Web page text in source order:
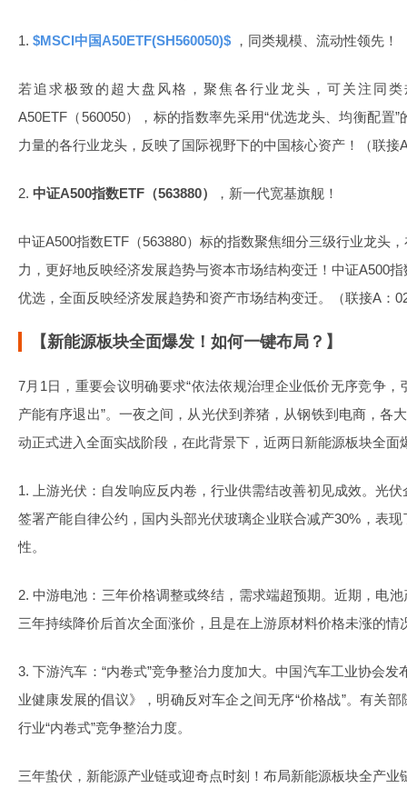
1. $MSCI中国A50ETF(SH560050)$ ，同类规模、流动性领先！
若追求极致的超大盘风格，聚焦各行业龙头，可关注同
A50ETF（560050），标的指数率先采用“优选龙头、均衡配置
力量的各行业龙头，反映了国际视野下的中国核心资产！（联接
2. 中证A500指数ETF（563880） ，新一代宽基旗舰！
中证A500指数ETF（563880）标的指数聚焦细分三级行业龙头
力，更好地反映经济发展趋势与资本市场结构变迁！中证A500
优选，全面反映经济发展趋势和资产市场结构变迁。（联接A：
【新能源板块全面爆发！如何一键布局？】
7月1日，重要会议明确要求“依法依规治理企业低价无序竞争
产能有序退出”。一夜之间，从光伏到养猪，从钢铁到电商，各
动正式进入全面实战阶段，在此背景下，近两日新能源板块全面
1. 上游光伏：自发响应反内卷，行业供需结改善初见成效。光
签署产能自律公约，国内头部光伏玻璃企业联合减产30%，表
性。
2. 中游电池：三年价格调整或终结，需求端超预期。近期，电
三年持续降价后首次全面涨价，且是在上游原材料价格未涨的情
3. 下游汽车：“内卷式”竞争整治力度加大。中国汽车工业协会
业健康发展的倡议》，明确反对车企之间无序“价格战”。有关
行业“内卷式”竞争整治力度。
三年蛰伏，新能源产业链或迎奇点时刻！布局新能源板块全产业